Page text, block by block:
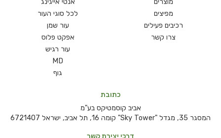
מוצרים
מפיצים
רכיבים פעילים
צרו קשר
אנטי אייגינג
לכל סוגי העור
עור שמן
אפקט פלוס
עור רגיש
MD
גוף
כתובת
אביב קוסמטיקס בע"מ
המסגר 35, מגדל "Sky Tower" קומה 16, תל אביב, ישראל 6721407
דרכי יצירת קשר